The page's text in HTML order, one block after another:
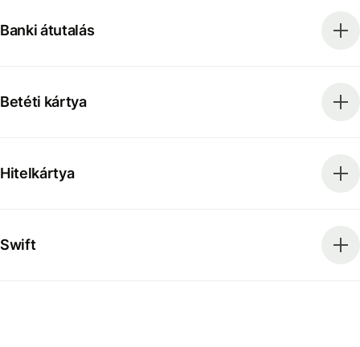
Banki átutalás
Betéti kártya
Hitelkártya
Swift